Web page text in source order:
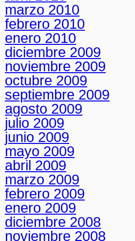
marzo 2010
febrero 2010
enero 2010
diciembre 2009
noviembre 2009
octubre 2009
septiembre 2009
agosto 2009
julio 2009
junio 2009
mayo 2009
abril 2009
marzo 2009
febrero 2009
enero 2009
diciembre 2008
noviembre 2008